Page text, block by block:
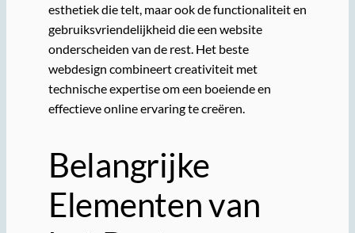
esthetiek die telt, maar ook de functionaliteit en
gebruiksvriendelijkheid die een website
onderscheiden van de rest. Het beste
webdesign combineert creativiteit met
technische expertise om een boeiende en
effectieve online ervaring te creëren.
Belangrijke
Elementen van